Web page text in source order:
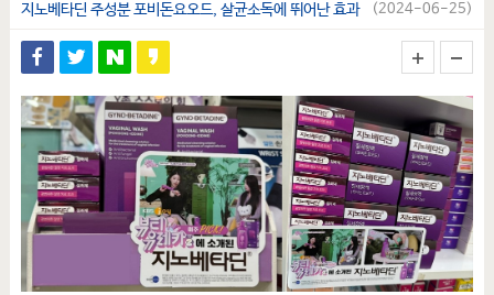
지노베타딘 주성분 포비돈요오드, 살균소독에 뛰어난 효과 (2024-06-25)